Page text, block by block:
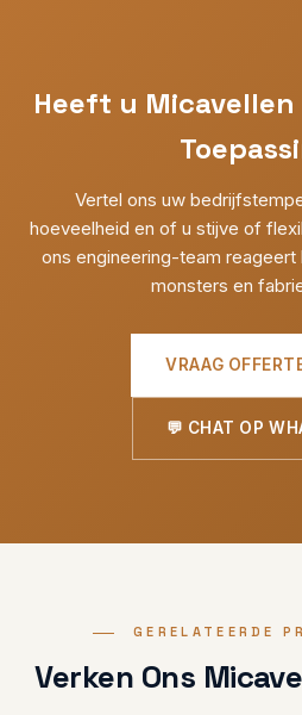
Heeft u Micavellen
Vertel ons uw
hoeveelheid en of u stijve of
ons engineering-team reageert
monsters en
VRAAG
💬 CHAT OP
GERELATEERDE
Verken Ons